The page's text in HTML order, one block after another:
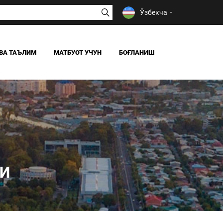
Ўзбекча
ТАЪЛИМ МАТБУОТ УЧУН
ЯНГИЛИКЛАР
ОАВ БИЗ ҲАҚИМИЗДА
БОҒЛАНИШ